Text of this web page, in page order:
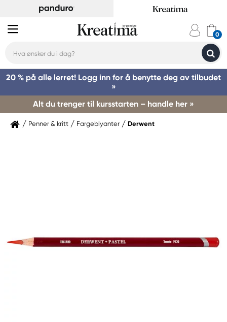
20 % på alle lerret! Logg inn for å benytte deg av tilbudet
»
Alt du trenger til kursstarten – handle her »
Penner & kritt Fargeblyanter Derwent